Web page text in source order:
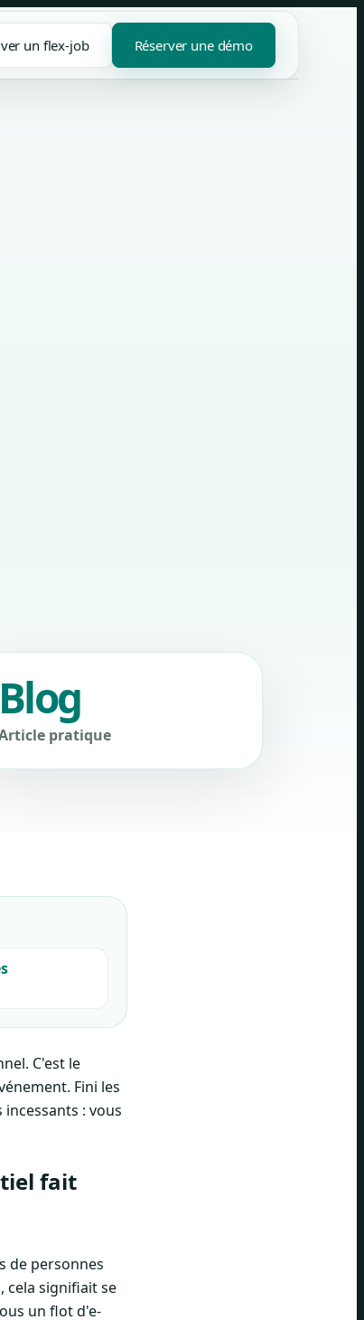
un flex-job Réserver une démo
Blog
pratique
C'est le
Fini les
: vous
fait
de personnes
cela signifiait se
un flot d'e-